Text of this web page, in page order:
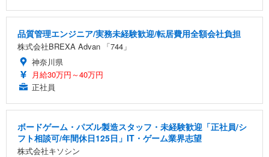
品質管理エンジニア/実務未経験歓迎/転居費用全額会社負担
株式会社BREXA Advan 「744」
神奈川県
月給30万円～40万円
正社員
ボードゲーム・パズル製造スタッフ・未経験歓迎「正社員/シ
フト相談可/年間休日125日」IT・ゲーム業界志望
株式会社キソシン